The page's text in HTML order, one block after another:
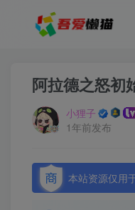
阿拉德之怒初
小狸子
1年前发布
本站资源仅用